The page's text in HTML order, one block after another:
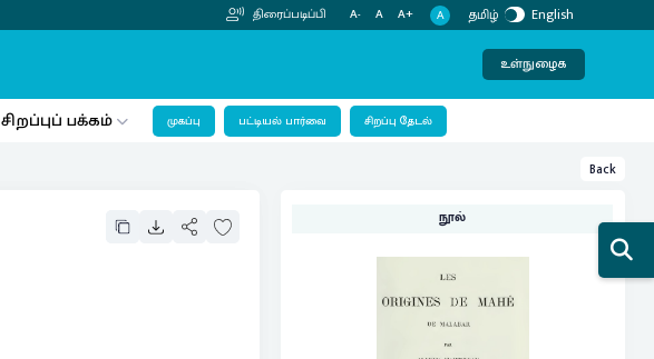
திரைப்படிப்பி A- A A+ A தமிழ் English
உள்நுழைக
சிறப்புப் பக்கம் முகப்பு பட்டியல் பார்வை சிறப்பு தேடல்
Back
நூல்